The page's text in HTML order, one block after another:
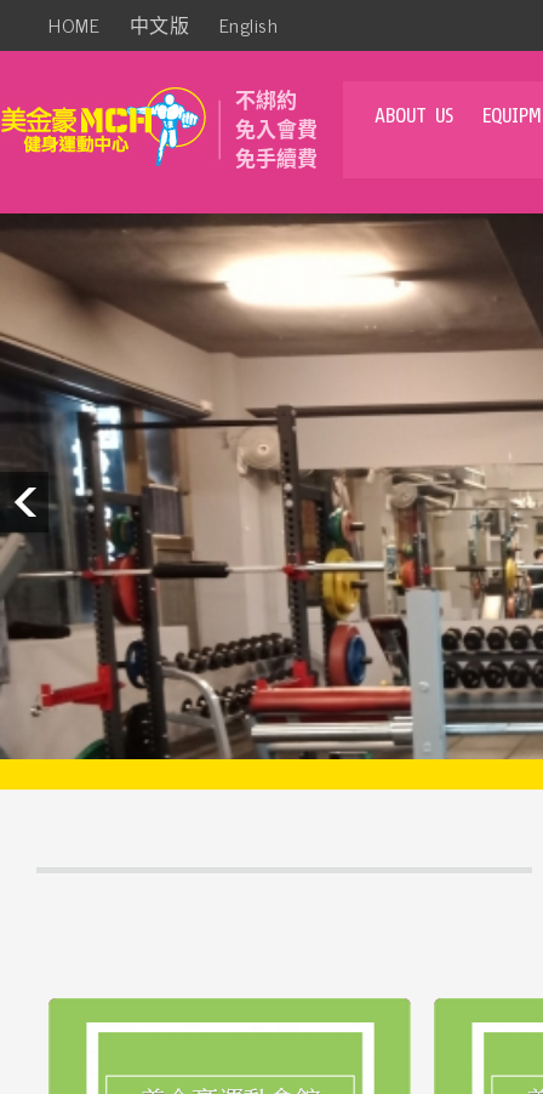
HOME 中文版 English
不綁約
免入會費
免手續費
ABOUT US